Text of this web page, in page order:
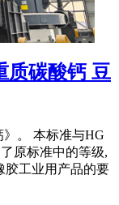
质碳酸钙 豆
。 本标准与HG
原标准中的等级,
胶工业用产品的要